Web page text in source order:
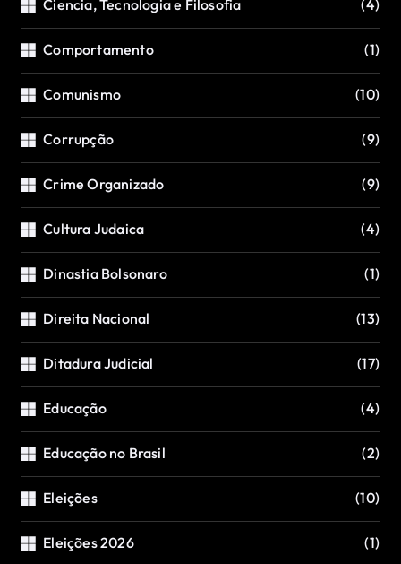
Ciencia, Tecnologia e Filosofia (4)
Comportamento (1)
Comunismo (10)
Corrupção (9)
Crime Organizado (9)
Cultura Judaica (4)
Dinastia Bolsonaro (1)
Direita Nacional (13)
Ditadura Judicial (17)
Educação (4)
Educação no Brasil (2)
Eleições (10)
Eleições 2026 (1)